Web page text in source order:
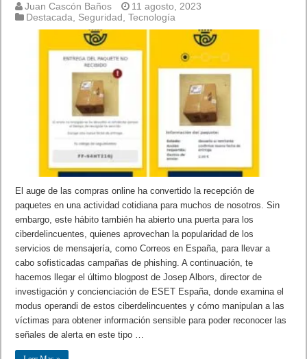
Juan Cascón Baños
11 agosto, 2023
Destacada
Seguridad ,Tecnología
El auge de las compras online ha convertido la recepción de
paquetes en una actividad cotidiana para muchos de nosotros. Sin
embargo, este hábito también ha abierto una puerta para los
ciberdelincuentes, quienes aprovechan la popularidad de los
servicios de mensajería, como Correos en España, para llevar a
cabo sofisticadas campañas de phishing. A continuación, te
hacemos llegar el último blogpost de Josep Albors, director de
investigación y concienciación de ESET España, donde examina el
modus operandi de estos ciberdelincuentes y cómo manipulan a las
víctimas para obtener información sensible para poder reconocer las
señales de alerta en este tipo …